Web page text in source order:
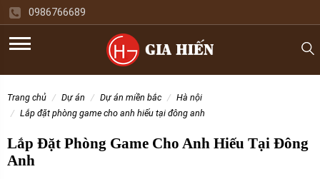
0986766689
trang chủ dự án dự án miền bắc
hà nội
lắp đặt phòng game cho anh hiếu tại đông anh
Lắp Đặt Phòng Game Cho Anh Hiếu Tại Đông
Anh